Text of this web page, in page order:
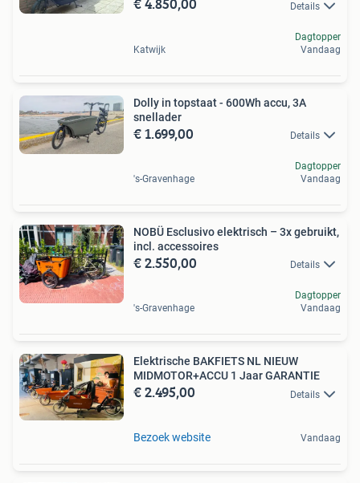
Details
Katwijk
Dagtopper
Vandaag
Dolly in topstaat - 600Wh accu, 3A
snellader
€ 1.699,00 Details
's-Gravenhage
Dagtopper
Vandaag
NOBÜ Esclusivo elektrisch – 3x gebruikt,
incl. accessoires
€ 2.550,00 Details
's-Gravenhage
Dagtopper
Vandaag
Elektrische BAKFIETS NL NIEUW
MIDMOTOR+ACCU 1 Jaar GARANTIE
€ 2.495,00 Details
Bezoek website Vandaag